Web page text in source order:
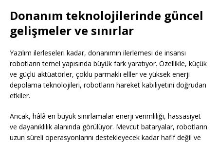
Donanım teknolojilerinde güncel
gelişmeler ve sınırlar
Yazılım ilerleseleri kadar, donanımın ilerlemesi de insansı
robotların temel yapısında büyük fark yaratıyor. Özellikle, küçük
ve güçlü aktüatörler, çoklu parmaklı elller ve yüksek enerji
depolama teknolojileri, robotların hareket kabiliyetini doğrudan
etkiler.
Ancak, hâlâ en büyük sınırlamalar enerji verimliliği, hassasiyet
ve dayanıklılık alanında görülüyor. Mevcut bataryalar, robotların
uzun süreli operasyonlarını destekleyecek kadar hafif değil ve